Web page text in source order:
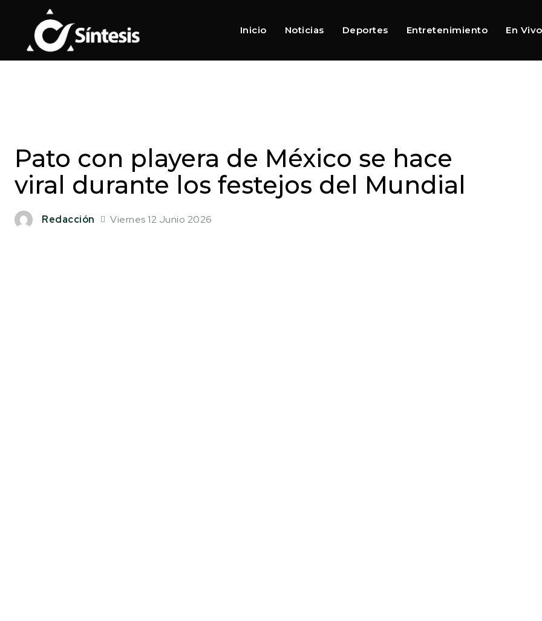
Inicio Noticias Deportes Entretenimiento En Vivo
Pato con playera de México se hace
viral durante los festejos del Mundial
Redacción Viernes 12 Junio 2026